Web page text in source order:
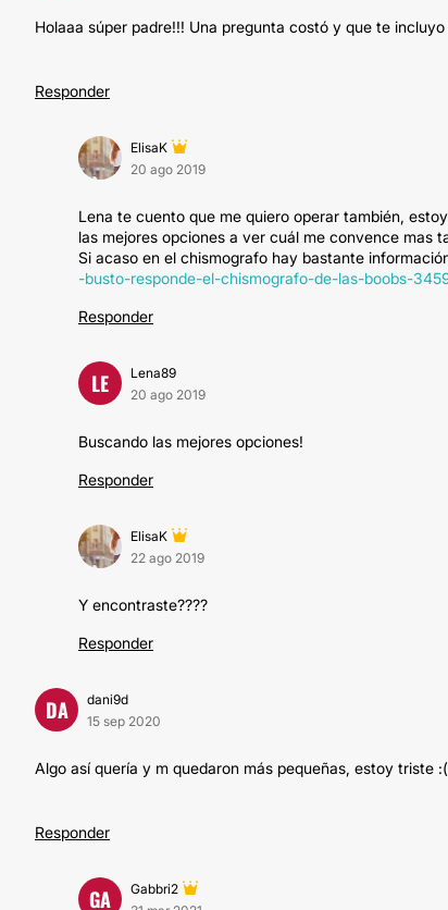
Holaaa súper padre!!! Una pregunta costó y que te incluyo
Responder
ElisaK
20 ago 2019
Lena te cuento que me quiero operar también,
las mejores opciones a ver cuál me convence mas
Si acaso en el chismografo hay bastante
-busto-responde-el-chismografo-de-las-boobs-
Responder
LE
Lena89
20 ago 2019
Buscando las mejores opciones!
Responder
ElisaK
22 ago 2019
Y encontraste????
Responder
DA
dani9d
15 sep 2020
Algo así quería y m quedaron más pequeñas, estoy triste :(
Responder
GA
Gabbri2